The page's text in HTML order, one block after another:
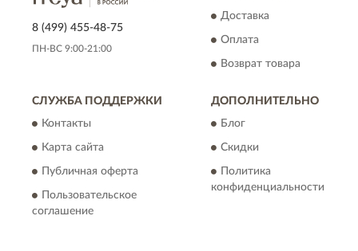
8 (499) 455-48-75
ПН-ВС 9:00-21:00
Доставка
Оплата
Возврат товара
СЛУЖБА ПОДДЕРЖКИ
Контакты
Карта сайта
Публичная оферта
Пользовательское
соглашение
ДОПОЛНИТЕЛЬНО
Блог
Скидки
Политика
конфиденциальности